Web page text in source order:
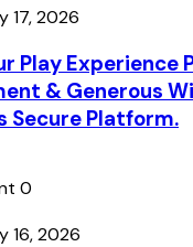
17, 2026
Play Experience
& Generous
Secure Platform.
0
16, 2026